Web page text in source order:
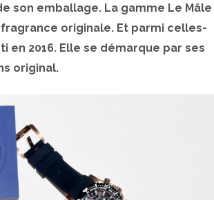
son emballage. La gamme Le Mâle
originale. Et parmi celles-
en 2016. Elle se démarque par ses
original.